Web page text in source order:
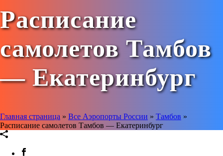
Расписание
самолетов Тамбов
— Екатеринбург
Главная страница » Все Аэропорты России » Тамбов »
Расписание самолетов Тамбов — Екатеринбург